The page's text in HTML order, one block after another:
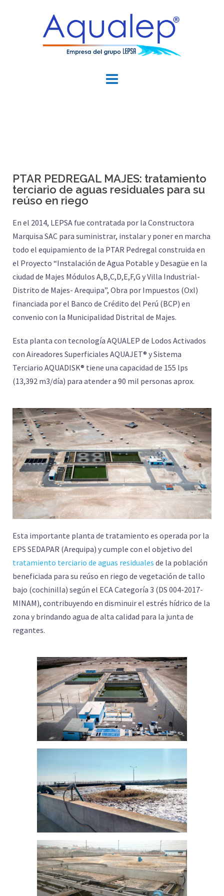
PTAR PEDREGAL MAJES: tratamiento
terciario de aguas residuales para su
reúso en riego
En el 2014, LEPSA fue contratada por la Constructora
Marquisa SAC para suministrar, instalar y poner en marcha
todo el equipamiento de la PTAR Pedregal construida en
el Proyecto “Instalación de Agua Potable y Desagüe en la
ciudad de Majes Módulos A,B,C,D,E,F,G y Villa Industrial-
Distrito de Majes- Arequipa”, Obra por Impuestos (OxI)
financiada por el Banco de Crédito del Perú (BCP) en
convenio con la Municipalidad Distrital de Majes.
Esta planta con tecnología AQUALEP de Lodos Activados
con Aireadores Superficiales AQUAJET® y Sistema
Terciario AQUADISK® tiene una capacidad de 155 lps
(13,392 m3/día) para atender a 90 mil personas aprox.
Esta importante planta de tratamiento es operada por la
EPS SEDAPAR (Arequipa) y cumple con el objetivo del
tratamiento terciario de aguas residuales de la población
beneficiada para su reúso en riego de vegetación de tallo
bajo (cochinilla) según el ECA Categoría 3 (DS 004-2017-
MINAM), contribuyendo en disminuir el estrés hídrico de la
zona y brindando agua de alta calidad para la junta de
regantes.